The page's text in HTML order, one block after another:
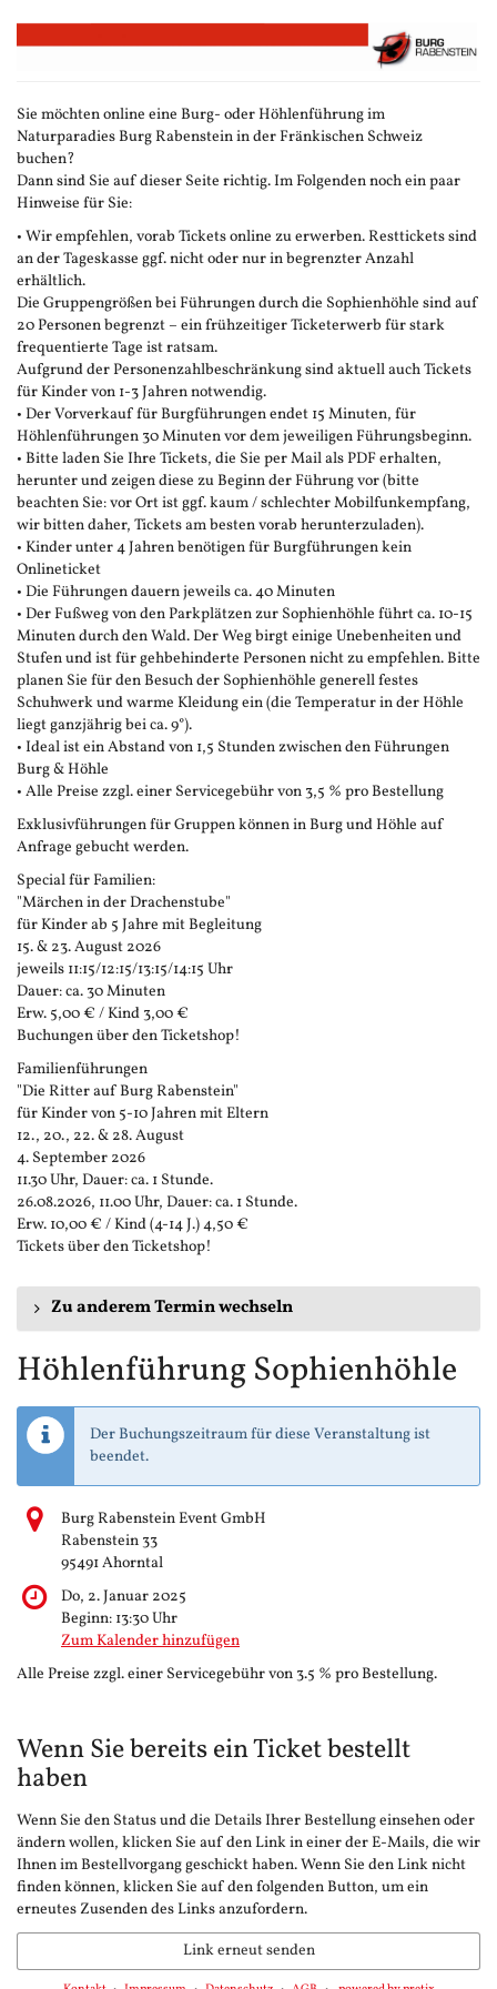
Zum
Haupt-
Sie möchten online eine Burg- oder Höhlenführung im
Naturparadies Burg Rabenstein in der Fränkischen Schweiz
buchen?
Dann sind Sie auf dieser Seite richtig. Im Folgenden noch ein paar
Hinweise für Sie:
• Wir empfehlen, vorab Tickets online zu erwerben. Resttickets sind
an der Tageskasse ggf. nicht oder nur in begrenzter Anzahl
erhältlich.
Die Gruppengrößen bei Führungen durch die Sophienhöhle sind auf
20 Personen begrenzt – ein frühzeitiger Ticketerwerb für stark
frequentierte Tage ist ratsam.
Aufgrund der Personenzahlbeschränkung sind aktuell auch Tickets
für Kinder von 1-3 Jahren notwendig.
• Der Vorverkauf für Burgführungen endet 15 Minuten, für
Höhlenführungen 30 Minuten vor dem jeweiligen Führungsbeginn.
• Bitte laden Sie Ihre Tickets, die Sie per Mail als PDF erhalten,
herunter und zeigen diese zu Beginn der Führung vor (bitte
beachten Sie: vor Ort ist ggf. kaum / schlechter Mobilfunkempfang,
wir bitten daher, Tickets am besten vorab herunterzuladen).
• Kinder unter 4 Jahren benötigen für Burgführungen kein
Onlineticket
• Die Führungen dauern jeweils ca. 40 Minuten
• Der Fußweg von den Parkplätzen zur Sophienhöhle führt ca. 10-15
Minuten durch den Wald. Der Weg birgt einige Unebenheiten und
Stufen und ist für gehbehinderte Personen nicht zu empfehlen. Bitte
planen Sie für den Besuch der Sophienhöhle generell festes
Schuhwerk und warme Kleidung ein (die Temperatur in der Höhle
liegt ganzjährig bei ca. 9°).
• Ideal ist ein Abstand von 1,5 Stunden zwischen den Führungen
Burg & Höhle
• Alle Preise zzgl. einer Servicegebühr von 3,5 % pro Bestellung
Exklusivführungen für Gruppen können in Burg und Höhle auf
Anfrage gebucht werden.
Special für Familien:
"Märchen in der Drachenstube"
für Kinder ab 5 Jahre mit Begleitung
15. & 23. August 2026
jeweils 11:15/12:15/13:15/14:15 Uhr
Dauer: ca. 30 Minuten
Erw. 5,00 € / Kind 3,00 €
Buchungen über den Ticketshop!
Familienführungen
"Die Ritter auf Burg Rabenstein"
für Kinder von 5-10 Jahren mit Eltern
12., 20., 22. & 28. August
4. September 2026
11.30 Uhr, Dauer: ca. 1 Stunde.
26.08.2026, 11.00 Uhr, Dauer: ca. 1 Stunde.
Erw. 10,00 € / Kind (4-14 J.) 4,50 €
Tickets über den Ticketshop!
Zu anderem Termin wechseln
Höhlenführung Sophienhöhle
Der Buchungszeitraum für diese Veranstaltung ist
beendet.
Burg Rabenstein Event GmbH
Rabenstein 33
95491 Ahorntal
Do, 2. Januar 2025
Beginn: 13:30Uhr
Zum Kalender hinzufügen
Alle Preise zzgl. einer Servicegebühr von 3.5 % pro Bestellung.
Wenn Sie bereits ein Ticket bestellt
haben
Wenn Sie den Status und die Details Ihrer Bestellung einsehen oder
ändern wollen, klicken Sie auf den Link in einer der E-Mails, die wir
Ihnen im Bestellvorgang geschickt haben. Wenn Sie den Link nicht
finden können, klicken Sie auf den folgenden Button, um ein
erneutes Zusenden des Links anzufordern.
Link erneut senden